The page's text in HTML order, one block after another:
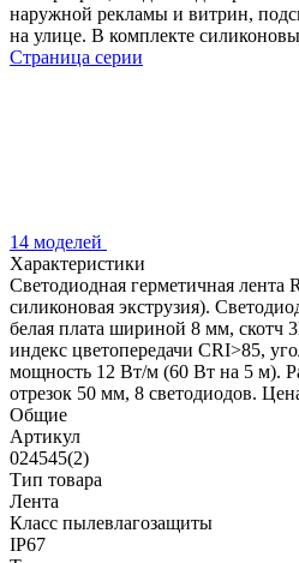
наружной рекламы и витрин,
на улице. В комплекте
Страница серии
14 моделей
Характеристики
Светодиодная герметичная лента
силиконовая экструзия).
белая плата шириной 8 мм,
индекс цветопередачи CRI>85,
мощность 12 Вт/м (60 Вт на 5 м).
отрезок 50 мм, 8 светодиодов.
Общие
Артикул
024545(2)
Тип товара
Лента
Класс пылевлагозащиты
IP67